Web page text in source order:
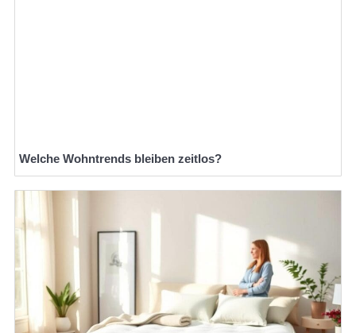
Welche Wohntrends bleiben zeitlos?